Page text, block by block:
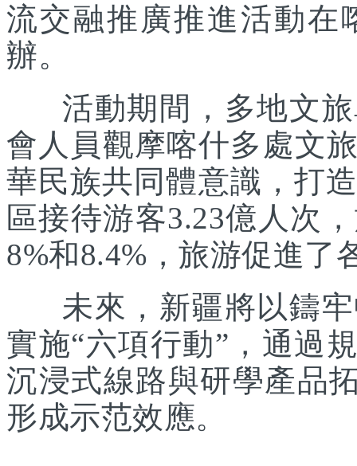
流交融推廣推進活動在
辦。
活動期間，多地文旅
會人員觀摩喀什多處文
華民族共同體意識，打
區接待游客3.23億人次
8%和8.4%，旅游促進了
未來，新疆將以鑄牢
實施“六項行動”，通過
沉浸式線路與研學產品
形成示范效應。